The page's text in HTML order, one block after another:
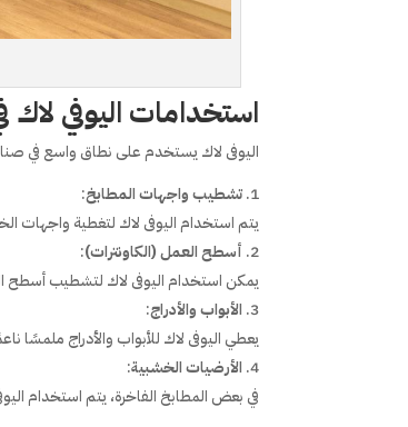
استخدامات اليوفي
اليوفى لاك يستخدم على نطاق واسع في
تشطيب واجهات المطابخ:
يتم استخدام اليوفى لاك لتغطية واجهات
أسطح العمل (الكاونترات):
يمكن استخدام اليوفى لاك لتشطيب أسطح
الأبواب والأدراج:
يعطي اليوفى لاك للأبواب والأدراج ملمسًا
الأرضيات الخشبية:
في بعض المطابخ الفاخرة، يتم استخدام